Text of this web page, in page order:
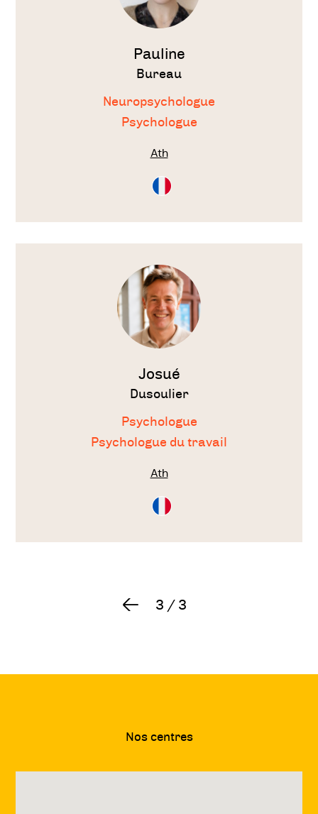
Pauline
Bureau
Neuropsychologue
Psychologue
Ath
Consultation
en
Voir
Josué
Dusoulier
Psychologue
Psychologue du travail
Ath
Consultation
en
3 / 3
Nos centres